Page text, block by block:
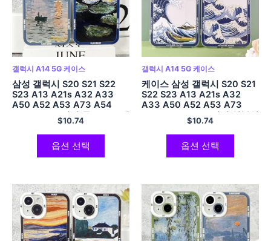
갤럭시 A14 5G 케이스
삼성 갤럭시 S20 S21 S22
S23 A13 A21s A32 A33
A50 A52 A53 A73 A54
A14 소프트 커버 클로드 모네
아트 로터스$10.74
옵션 선택
갤럭시 A14 5G 케이스
케이스 삼성 갤럭시 S20 S21
S22 S23 A13 A21s A32
A33 A50 A52 A53 A73
A54 A14 소프트 커버 일본식
$10.74
옵션 선택